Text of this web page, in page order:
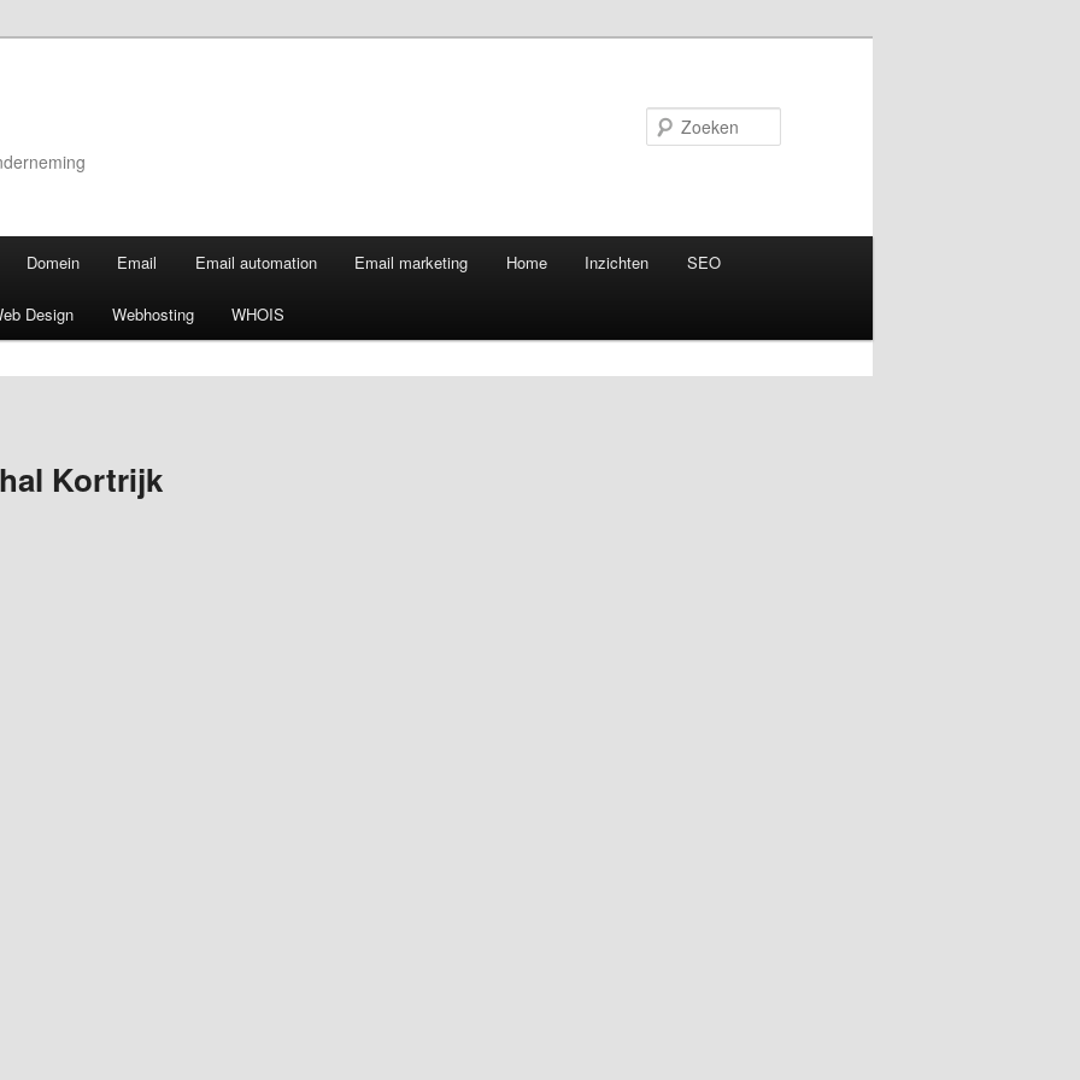
Domein Email Email automation Email marketing Home Inzichten SEO
Design Webhosting WHOIS
Kortrijk